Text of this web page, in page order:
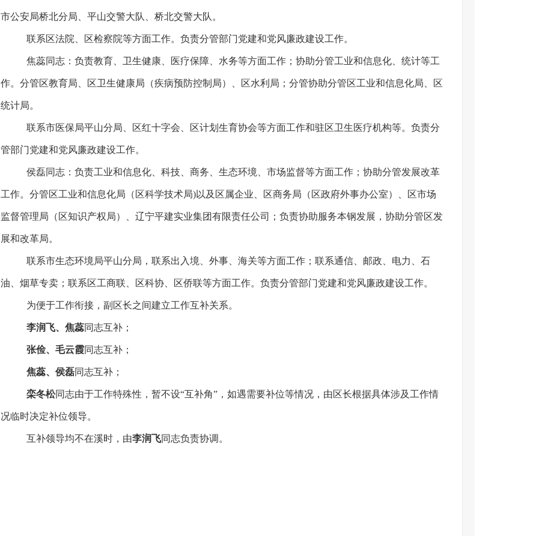
市公安局桥北分局、平山交警大队、桥北交警大队。
联系区法院、区检察院等方面工作。负责分管部门党建和党风廉政建设工作。
焦蕊同志：负责教育、卫生健康、医疗保障、水务等方面工作；协助分管工业和信息化、统计等工
作。分管区教育局、区卫生健康局（疾病预防控制局）、区水利局；分管协助分管区工业和信息化局、区
统计局。
联系市医保局平山分局、区红十字会、区计划生育协会等方面工作和驻区卫生医疗机构等。负责分
管部门党建和党风廉政建设工作。
侯磊同志：负责工业和信息化、科技、商务、生态环境、市场监督等方面工作；协助分管发展改革
工作。分管区工业和信息化局（区科学技术局)以及区属企业、区商务局（区政府外事办公室）、区市场
监督管理局（区知识产权局）、辽宁平建实业集团有限责任公司；负责协助服务本钢发展，协助分管区发
展和改革局。
联系市生态环境局平山分局，联系出入境、外事、海关等方面工作；联系通信、邮政、电力、石
油、烟草专卖；联系区工商联、区科协、区侨联等方面工作。负责分管部门党建和党风廉政建设工作。
为便于工作衔接，副区长之间建立工作互补关系。
李润飞、焦蕊同志互补；
张俭、毛云霞同志互补；
焦蕊、侯磊同志互补；
栾冬松同志由于工作特殊性，暂不设“互补角”，如遇需要补位等情况，由区长根据具体涉及工作情
况临时决定补位领导。
互补领导均不在溪时，由李润飞同志负责协调。